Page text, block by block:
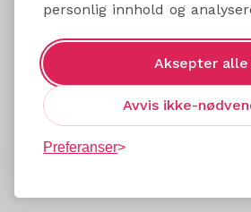
personlig innhold og
Aksepter alle
Avvis ikke-
Preferanser